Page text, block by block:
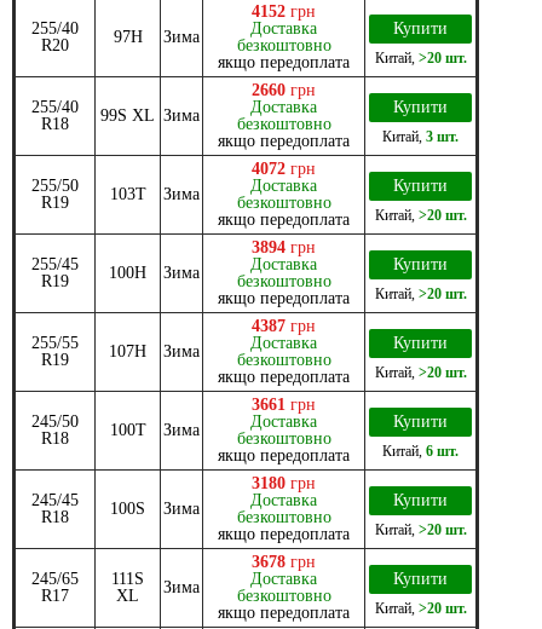
255/40
R20
97H Зима
4152 грн
Доставка
безкоштовно
якщо передоплата
Купити
Китай, >20 шт.
255/40
R18
99S XL Зима
2660 грн
Доставка
безкоштовно
якщо передоплата
Купити
Китай 3 шт.
255/50
R19
103T Зима
4072 грн
Доставка
безкоштовно
якщо передоплата
Купити
Китай, >20 шт.
255/45
R19
100H Зима
3894 грн
Доставка
безкоштовно
якщо передоплата
Купити
Китай, >20 шт.
255/55
R19
107H Зима
4387 грн
Доставка
безкоштовно
якщо передоплата
Купити
Китай, >20 шт.
245/50
R18
100T Зима
3661 грн
Доставка
безкоштовно
якщо передоплата
Купити
Китай 6 шт.
245/45
R18
100S Зима
3180 грн
Доставка
безкоштовно
якщо передоплата
Купити
Китай, >20 шт.
245/65
R17
111S
XL
Зима
3678 грн
Доставка
безкоштовно
якщо передоплата
Купити
Китай, >20 шт.